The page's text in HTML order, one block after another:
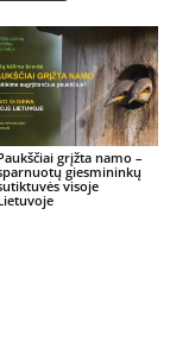
grįžta namo –
giesmininkų
visoje